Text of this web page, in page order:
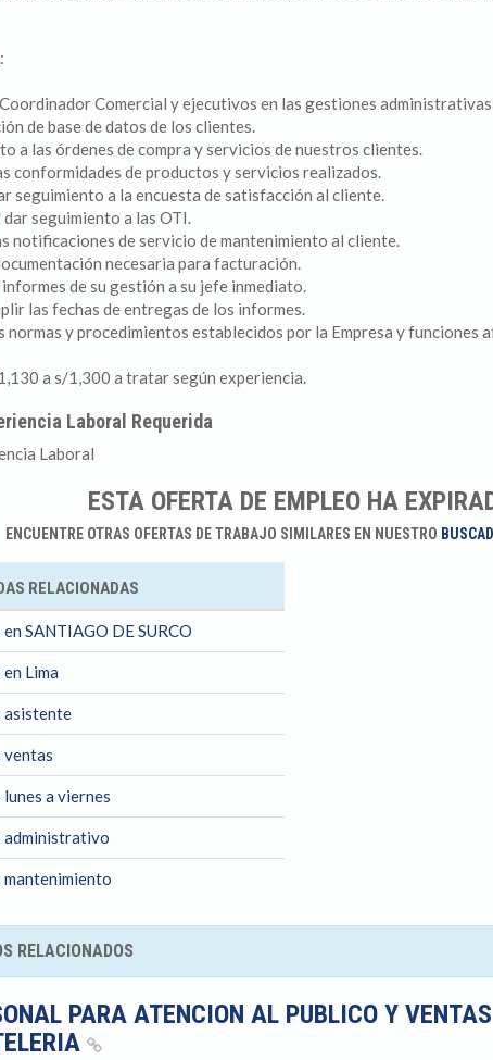
Comercial y ejecutivos en las gestiones administrativas
de base de datos de los clientes.
a las órdenes de compra y servicios de nuestros clientes.
conformidades de productos y servicios realizados.
seguimiento a la encuesta de satisfacción al cliente.
seguimiento a las OTI.
notificaciones de servicio de mantenimiento al cliente.
necesaria para facturación.
de su gestión a su jefe inmediato.
las fechas de entregas de los informes.
normas y procedimientos establecidos por la Empresa y funciones
a s/1,300 a tratar según experiencia.
Laboral Requerida
Laboral
ESTA OFERTA DE EMPLEO HA
ENCUENTRE OTRAS OFERTAS DE TRABAJO SIMILARES EN NUESTRO
RELACIONADAS
en SANTIAGO DE SURCO
Lima
asistente
ventas
lunes a viernes
administrativo
mantenimiento
RELACIONADOS
PARA ATENCION AL PUBLICO Y